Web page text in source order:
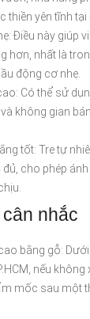
thiền yên tĩnh tại
Điều này giúp
hơn, nhất là
động cơ nhẹ.
Có thể sử
không gian
tốt: Tre tự
cho phép
nhắc
bằng gỗ: Dưới
nếu không
mốc sau một